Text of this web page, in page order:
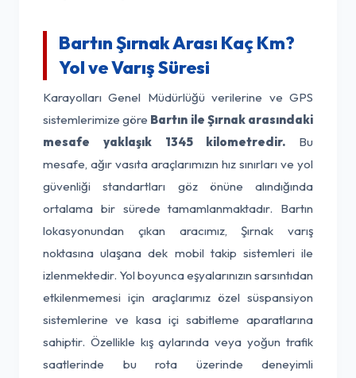
Bartın Şırnak Arası Kaç Km?
Yol ve Varış Süresi
Karayolları Genel Müdürlüğü verilerine ve GPS
sistemlerimize göre Bartın ile Şırnak arasındaki
mesafe yaklaşık 1345 kilometredir. Bu
mesafe, ağır vasıta araçlarımızın hız sınırları ve yol
güvenliği standartları göz önüne alındığında
ortalama bir sürede tamamlanmaktadır. Bartın
lokasyonundan çıkan aracımız, Şırnak varış
noktasına ulaşana dek mobil takip sistemleri ile
izlenmektedir. Yol boyunca eşyalarınızın sarsıntıdan
etkilenmemesi için araçlarımız özel süspansiyon
sistemlerine ve kasa içi sabitleme aparatlarına
sahiptir. Özellikle kış aylarında veya yoğun trafik
saatlerinde bu rota üzerinde deneyimli